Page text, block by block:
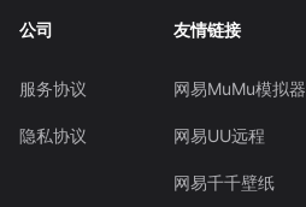
公司
服务协议
隐私协议
友情链接
网易MuMu模拟器
网易UU远程
网易千千壁纸